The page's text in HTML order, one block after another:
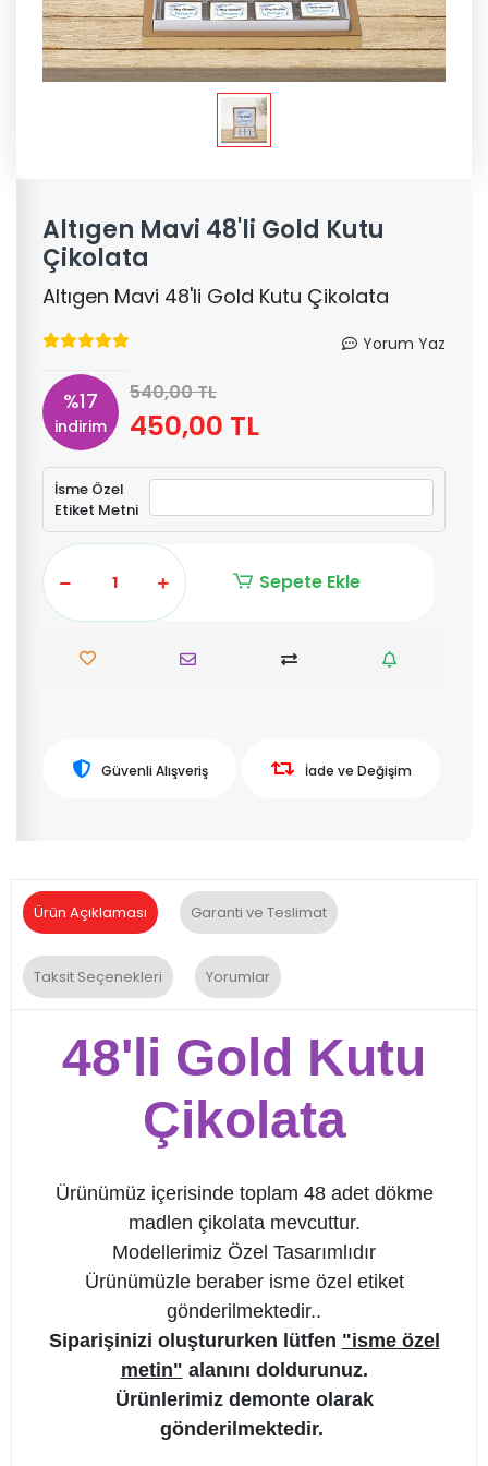
Altıgen Mavi 48'li Gold Kutu
Çikolata
Altıgen Mavi 48'li Gold Kutu Çikolata
Yorum Yaz
%17
indirim
540,00 TL
450,00 TL
İsme Özel
Etiket Metni
Sepete Ekle
Güvenli Alışveriş İade ve Değişim
Ürün Açıklaması Garanti ve Teslimat
Taksit Seçenekleri Yorumlar
48'li Gold Kutu
Çikolata
Ürünümüz içerisinde toplam 48 adet dökme
madlen çikolata mevcuttur.
Modellerimiz Özel Tasarımlıdır
Ürünümüzle beraber isme özel etiket
gönderilmektedir..
Siparişinizi oluştururken lütfen "isme özel
metin" alanını doldurunuz.
Ürünlerimiz demonte olarak
gönderilmektedir.